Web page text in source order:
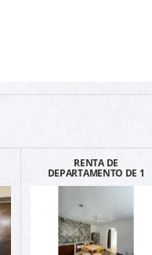
RENTA DE
DEPARTAMENTO DE 1
RECAMARA EN SANTA FE